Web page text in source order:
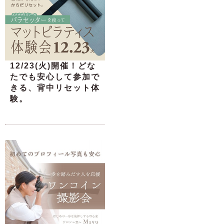
12/23(火)開催！どな
たでも安心して参加で
きる、背中リセット体
験。